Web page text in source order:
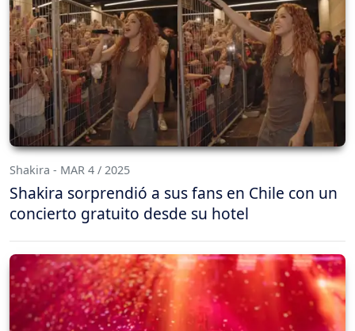
Shakira - MAR 4 / 2025
Shakira sorprendió a sus fans en Chile con un
concierto gratuito desde su hotel